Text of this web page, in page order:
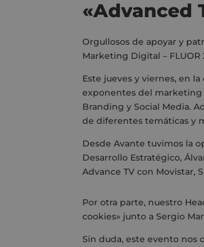
«Advanced
Orgullosos de apoyar y
Marketing Digital – FLUOR
Este jueves y viernes, en
exponentes del marketing
Branding y Social Media.
de diferentes temáticas y
Desde Avante tuvimos la
Desarrollo Estratégico,
Advance TV con Movistar,
Por otra parte, nuestro
cookies» junto a Sergio
Sin duda, este evento nos